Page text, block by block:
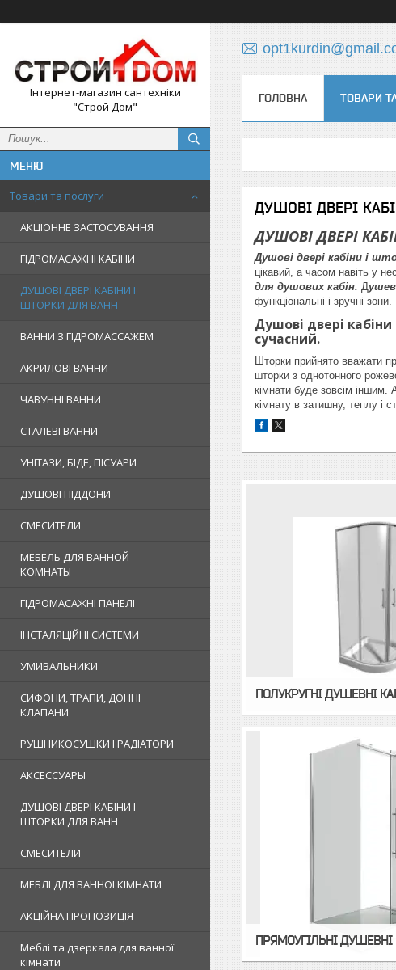
Інтернет-магазин сантехніки
"Строй Дом"
Товари та послуги
АКЦІОННЕ ЗАСТОСУВАННЯ
ГІДРОМАСАЖНІ КАБІНИ
ДУШОВІ ДВЕРІ КАБІНИ І
ШТОРКИ ДЛЯ ВАНН
ВАННИ З ГІДРОМАССАЖЕМ
АКРИЛОВІ ВАННИ
ЧАВУННІ ВАННИ
СТАЛЕВІ ВАННИ
УНІТАЗИ, БІДЕ, ПІСУАРИ
ДУШОВІ ПІДДОНИ
СМЕСИТЕЛИ
МЕБЕЛЬ ДЛЯ ВАННОЙ
КОМНАТЫ
ГІДРОМАСАЖНІ ПАНЕЛІ
ІНСТАЛЯЦІЙНІ СИСТЕМИ
УМИВАЛЬНИКИ
СИФОНИ, ТРАПИ, ДОННІ
КЛАПАНИ
РУШНИКОСУШКИ І РАДІАТОРИ
АКСЕССУАРЫ
ДУШОВІ ДВЕРІ КАБІНИ І
ШТОРКИ ДЛЯ ВАНН
СМЕСИТЕЛИ
МЕБЛІ ДЛЯ ВАННОЇ КІМНАТИ
АКЦІЙНА ПРОПОЗИЦІЯ
Меблі та дзеркала для ванної
кімнати
ГОЛОВНА ТОВАРИ
ДУШОВІ ДВЕРІ
ДУШОВІ ДВЕРІ
Душові двері кабіни і
цікавий, а часом навіть у
для душових кабін. Д
функціональні і зручні
Душові двері
сучасний.
Шторки прийнято вважати
шторки з однотонного
кімнати буде зовсім іншим.
кімнату в затишну, теплу і
ПОЛУКРУГНІ ДУШЕВНІ
ПРЯМОУГІЛЬНІ ДУШЕВНІ